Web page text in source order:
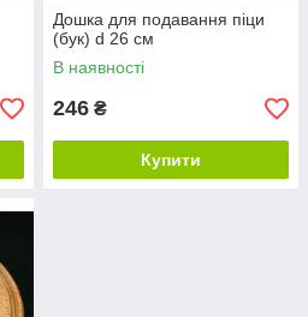
Дошка для подавання піци
(бук) d 26 см
В наявності
246 ₴
Купити